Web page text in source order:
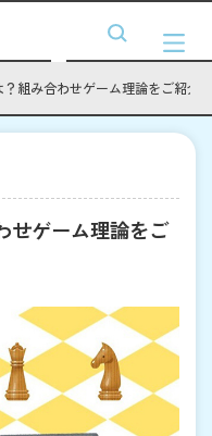
組み合わせゲーム理論をご紹介！
せゲーム理論をご